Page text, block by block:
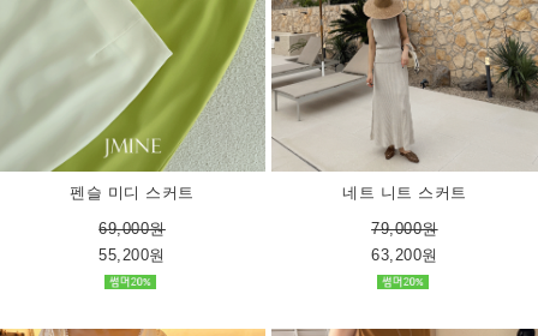
펜슬 미디 스커트
69,000원
55,200원
네트 니트 스커트
79,000원
63,200원